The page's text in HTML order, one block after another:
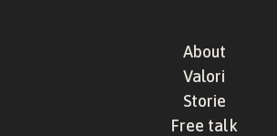
About
Valori
Storie
Free talk